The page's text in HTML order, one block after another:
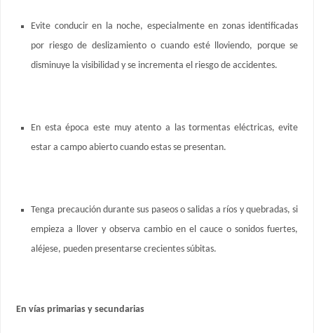
Evite conducir en la noche, especialmente en zonas identificadas
por riesgo de deslizamiento o cuando esté lloviendo, porque se
disminuye la visibilidad y se incrementa el riesgo de accidentes.
En esta época este muy atento a las tormentas eléctricas, evite
estar a campo abierto cuando estas se presentan.
Tenga precaución durante sus paseos o salidas a ríos y quebradas, si
empieza a llover y observa cambio en el cauce o sonidos fuertes,
aléjese, pueden presentarse crecientes súbitas.
En vías primarias y secundarias